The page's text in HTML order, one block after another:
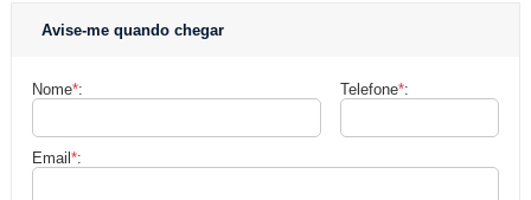
Avise-me quando chegar
Nome*: Telefone*:
Email*: